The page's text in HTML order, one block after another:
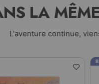
LA
L'aventure continue,